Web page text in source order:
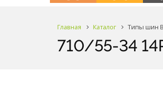
Главная Каталог Типы шин
710/55-34